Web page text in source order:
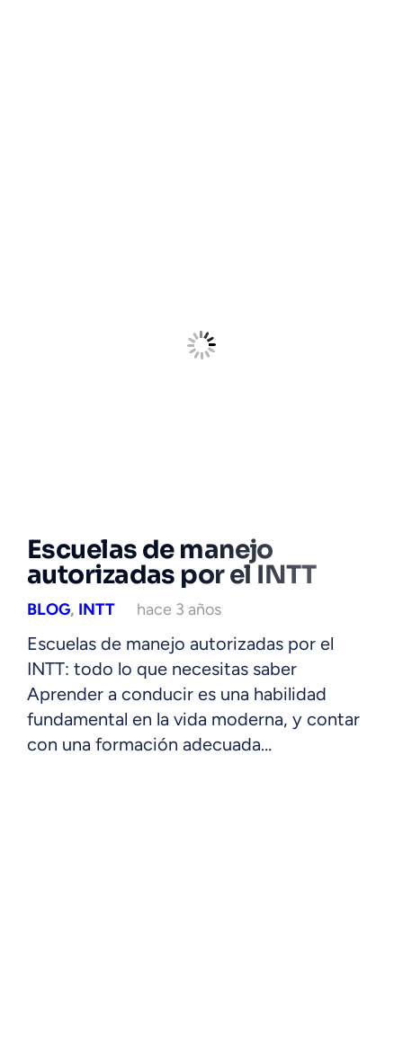
Escuelas de manejo
autorizadas por el INTT
BLOG, INTT hace 3 años
Escuelas de manejo autorizadas por el
INTT: todo lo que necesitas saber
Aprender a conducir es una habilidad
fundamental en la vida moderna, y contar
con una formación adecuada…